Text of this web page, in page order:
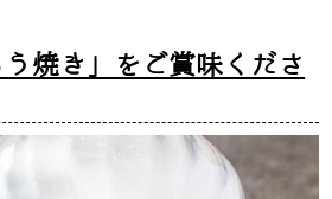
焼き」をご賞味くださ